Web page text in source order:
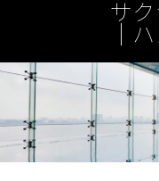
content
サ
｜